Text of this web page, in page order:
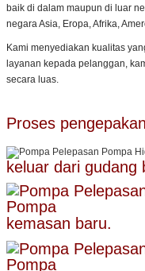
baik di dalam maupun di luar
negara Asia, Eropa, Afrika,
Kami menyediakan kualitas
layanan kepada pelanggan,
secara luas.
Proses
keluar dari gudang
kemasan baru.